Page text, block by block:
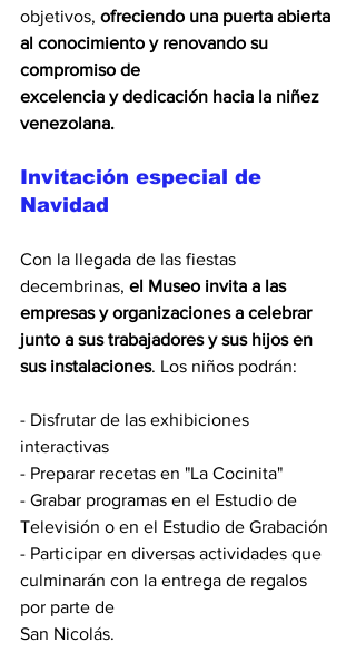
objetivos, ofreciendo una puerta abierta
al conocimiento y renovando su
compromiso de
excelencia y dedicación hacia la niñez
venezolana.
Invitación especial de
Navidad
Con la llegada de las fiestas
decembrinas, el Museo invita a las
empresas y organizaciones a celebrar
junto a sus trabajadores y sus hijos en
sus instalaciones. Los niños podrán:
- Disfrutar de las exhibiciones
interactivas
- ⁠Preparar recetas en "La Cocinita"
- ⁠Grabar programas en el Estudio de
Televisión o en el Estudio de Grabación
- ⁠Participar en diversas actividades que
culminarán con la entrega de regalos
por parte de
San Nicolás.